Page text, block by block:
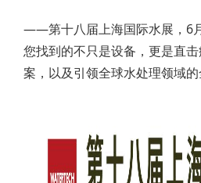
——第十八届上海国际水展，6
您找到的不只是设备，更是直
案，以及引领全球水处理领域的